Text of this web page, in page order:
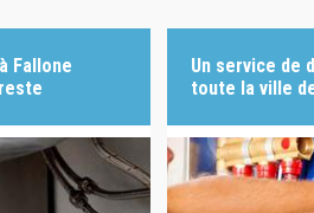
Fallone
Un service de
toute la ville